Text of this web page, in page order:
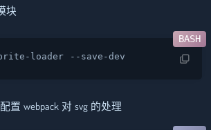
块
loader --save-dev
置 webpack 对 svg 的处理